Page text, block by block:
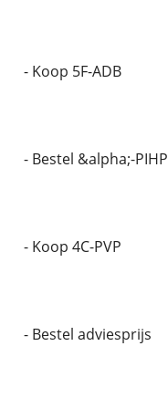
- Koop 5F-ADB
- Bestel &alpha;-PIHP
- Koop 4C-PVP
- Bestel adviesprijs